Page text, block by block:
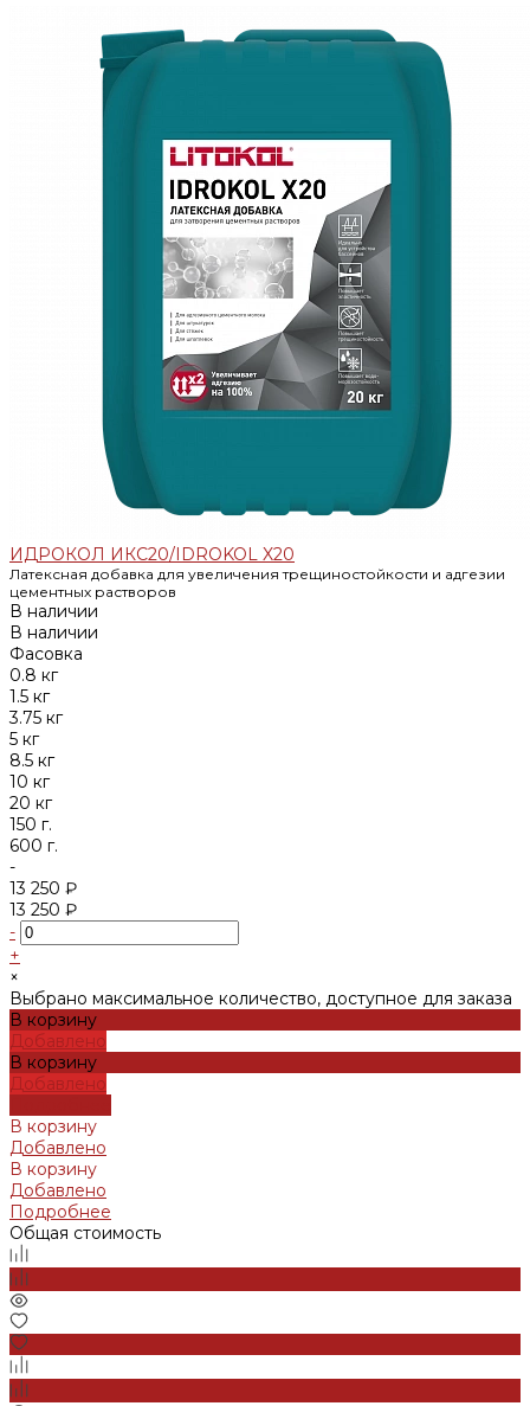
ИДРОКОЛ ИКС20/IDROKOL X20
Латексная добавка для увеличения трещиностойкости и адгезии
цементных растворов
В наличии
В наличии
Фасовка
0.8 кг
1.5 кг
3.75 кг
5 кг
8.5 кг
10 кг
20 кг
150 г.
600 г.
-
13 250 ₽
13 250 ₽
-
+
×
Выбрано максимальное количество, доступное для заказа
В корзину
Добавлено
В корзину
Добавлено
В корзину
Добавлено
В корзину
Добавлено
Подробнее
Общая стоимость